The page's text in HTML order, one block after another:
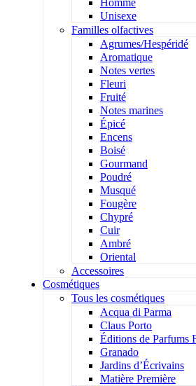
Homme
Unisexe
Familles olfactives
Agrumes/Hespéridé
Aromatique
Notes vertes
Fleuri
Fruité
Notes marines
Épicé
Encens
Boisé
Gourmand
Poudré
Musqué
Fougère
Chypré
Cuir
Ambré
Oriental
Accessoires
Cosmétiques
Tous les cosmétiques
Acqua di Parma
Claus Porto
Éditions de Parfums
Granado
Jardins d’Écrivains
Matière Première